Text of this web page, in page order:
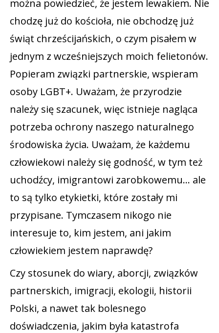
można powiedzieć, że jestem lewakiem. Nie
chodzę już do kościoła, nie obchodzę już
świąt chrześcijańskich, o czym pisałem w
jednym z wcześniejszych moich felietonów.
Popieram związki partnerskie, wspieram
osoby LGBT+. Uważam, że przyrodzie
należy się szacunek, więc istnieje nagląca
potrzeba ochrony naszego naturalnego
środowiska życia. Uważam, że każdemu
człowiekowi należy się godność, w tym też
uchodźcy, imigrantowi zarobkowemu… ale
to są tylko etykietki, które zostały mi
przypisane. Tymczasem nikogo nie
interesuje to, kim jestem, ani jakim
człowiekiem jestem naprawdę?
Czy stosunek do wiary, aborcji, związków
partnerskich, imigracji, ekologii, historii
Polski, a nawet tak bolesnego
doświadczenia, jakim była katastrofa